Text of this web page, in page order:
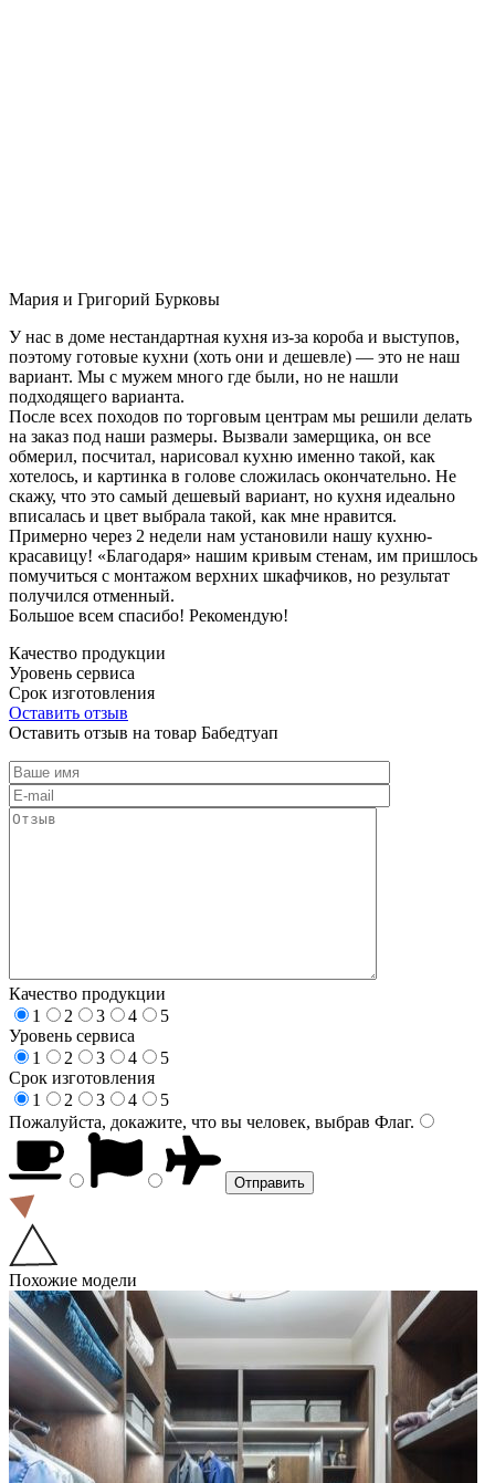
Мария и Григорий Бурковы
У нас в доме нестандартная кухня из-за короба и выступов,
поэтому готовые кухни (хоть они и дешевле) — это не наш
вариант. Мы с мужем много где были, но не нашли
подходящего варианта.
После всех походов по торговым центрам мы решили делать
на заказ под наши размеры. Вызвали замерщика, он все
обмерил, посчитал, нарисовал кухню именно такой, как
хотелось, и картинка в голове сложилась окончательно. Не
скажу, что это самый дешевый вариант, но кухня идеально
вписалась и цвет выбрала такой, как мне нравится.
Примерно через 2 недели нам установили нашу кухню-
красавицу! «Благодаря» нашим кривым стенам, им пришлось
помучиться с монтажом верхних шкафчиков, но результат
получился отменный.
Большое всем спасибо! Рекомендую!
Качество продукции
Уровень сервиса
Срок изготовления
Оставить отзыв
Оставить отзыв на товар Бабедтуап
Качество продукции
1
2 3 4
5
Уровень сервиса
1
2 3 4
5
Срок изготовления
1
2 3 4
5
Пожалуйста, докажите, что вы человек, выбрав Флаг.
Похожие модели